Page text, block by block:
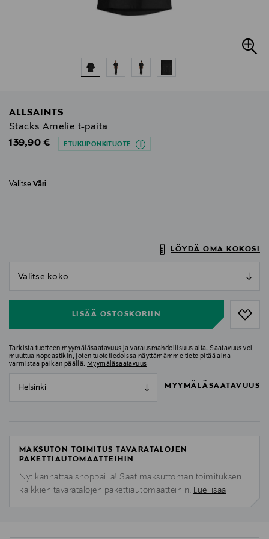
ALLSAINTS
Stacks Amelie t-paita
Original Price
139,90 € ETUKUPONKITUOTE
Valitse Väri
LÖYDÄ OMA KOKOSI
LISÄÄ OSTOSKORIIN
Tarkista tuotteen myymäläsaatavuus ja varausmahdollisuus alta. Saatavuus voi
muuttua nopeastikin, joten tuotetiedoissa näyttämämme tieto pitää aina
varmistaa paikan päällä. Myymäläsaatavuus
Helsinki MYYMÄLÄSAATAVUUS
MAKSUTON TOIMITUS TAVARATALOJEN
PAKETTIAUTOMAATTEIHIN
Nyt kannattaa shoppailla! Saat maksuttoman toimituksen
kaikkien tavaratalojen pakettiautomaatteihin. Lue lisää